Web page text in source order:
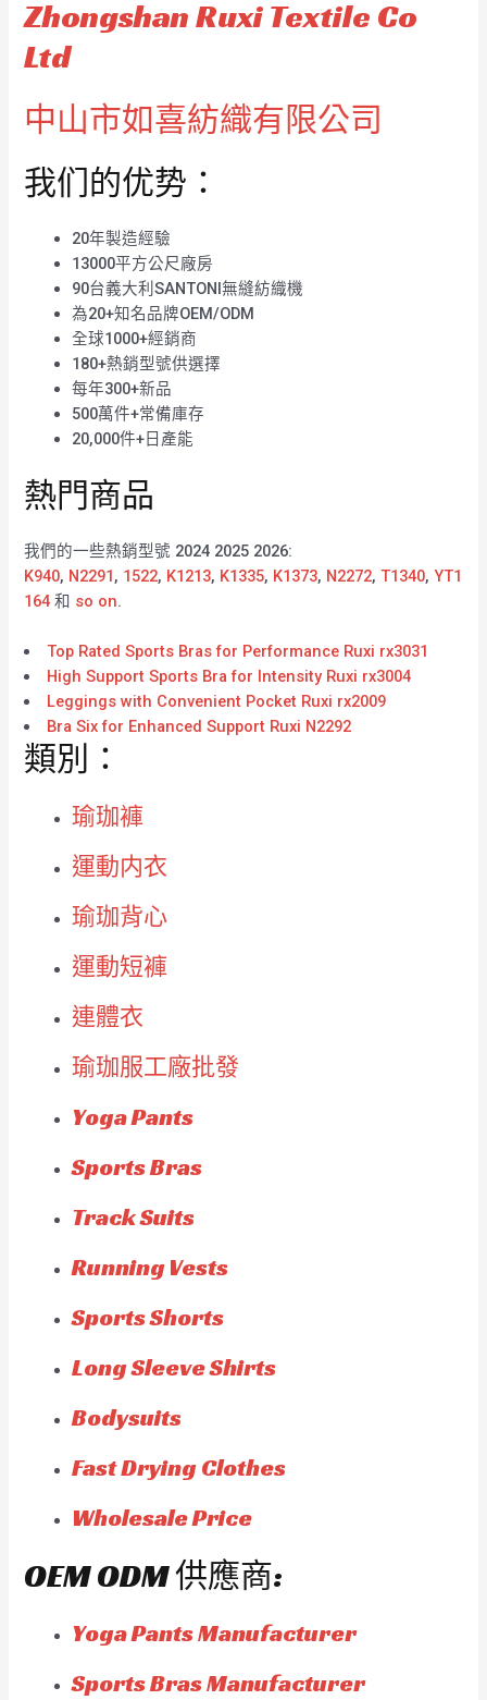
Zhongshan Ruxi Textile Co
Ltd
中山市如喜紡織有限公司
我们的优势：
20年製造經驗
13000平方公尺廠房
90台義大利SANTONI無縫紡織機
為20+知名品牌OEM/ODM
全球1000+經銷商
180+熱銷型號供選擇
每年300+新品
500萬件+常備庫存
20,000件+日產能
熱門商品
我們的一些熱銷型號 2024 2025 2026:
K940, N2291, 1522, K1213, K1335, K1373, N2272,T1340,YT1
164 和 so on.
Top Rated Sports Bras for Performance Ruxi rx3031
High Support Sports Bra for Intensity Ruxi rx3004
Leggings with Convenient Pocket Ruxi rx2009
Bra Six for Enhanced Support Ruxi N2292
類別：
瑜珈褲
運動内衣
瑜珈背心
運動短褲
連體衣
瑜珈服工廠批發
Yoga Pants
Sports Bras
Track Suits
Running Vests
Sports Shorts
Long Sleeve Shirts
Bodysuits
Fast Drying Clothes
Wholesale Price
OEM ODM 供應商:
Yoga Pants Manufacturer
Sports Bras Manufacturer